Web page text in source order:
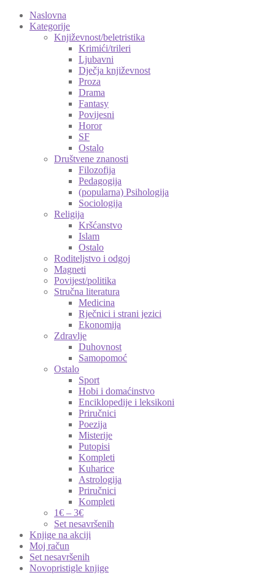
Naslovna
Kategorije
Književnost/beletristika
Krimići/trileri
Ljubavni
Dječja književnost
Proza
Drama
Fantasy
Povijesni
Horor
SF
Ostalo
Društvene znanosti
Filozofija
Pedagogija
(popularna) Psihologija
Sociologija
Religija
Kršćanstvo
Islam
Ostalo
Roditeljstvo i odgoj
Magneti
Povijest/politika
Stručna literatura
Medicina
Rječnici i strani jezici
Ekonomija
Zdravlje
Duhovnost
Samopomoć
Ostalo
Sport
Hobi i domaćinstvo
Enciklopedije i leksikoni
Priručnici
Poezija
Misterije
Putopisi
Kompleti
Kuharice
Astrologija
Priručnici
Kompleti
1€ – 3€
Set nesavršenih
Knjige na akciji
Moj račun
Set nesavršenih
Novopristigle knjige